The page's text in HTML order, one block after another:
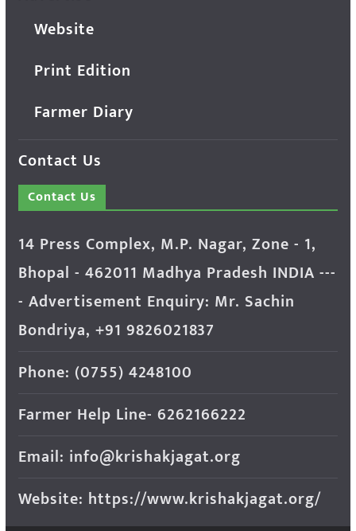
Website
Print Edition
Farmer Diary
Contact Us
Contact Us
14 Press Complex, M.P. Nagar, Zone - 1,
Bhopal - 462011 Madhya Pradesh INDIA ---
- Advertisement Enquiry: Mr. Sachin
Bondriya, +91 9826021837
Phone: (0755) 4248100
Farmer Help Line- 6262166222
Email: info@krishakjagat.org
Website: https://www.krishakjagat.org/